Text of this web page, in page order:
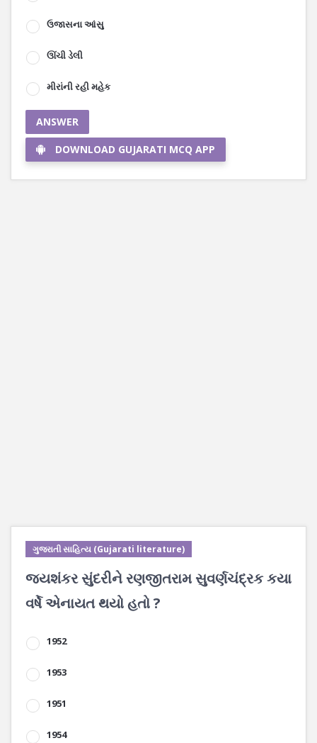
ઉજાસના આંસુ
ઊંચી ડેલી
મીરાંની રહી મહેક
ANSWER
DOWNLOAD GUJARATI MCQ APP
ગુજરાતી સાહિત્ય (Gujarati literature)
જયશંકર સુંદરીને રણજીતરામ સુવર્ણચંદ્રક કયા
વર્ષે એનાયત થયો હતો ?
1952
1953
1951
1954